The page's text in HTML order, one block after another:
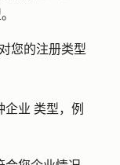
。
您的注册类型
企业 类型，例